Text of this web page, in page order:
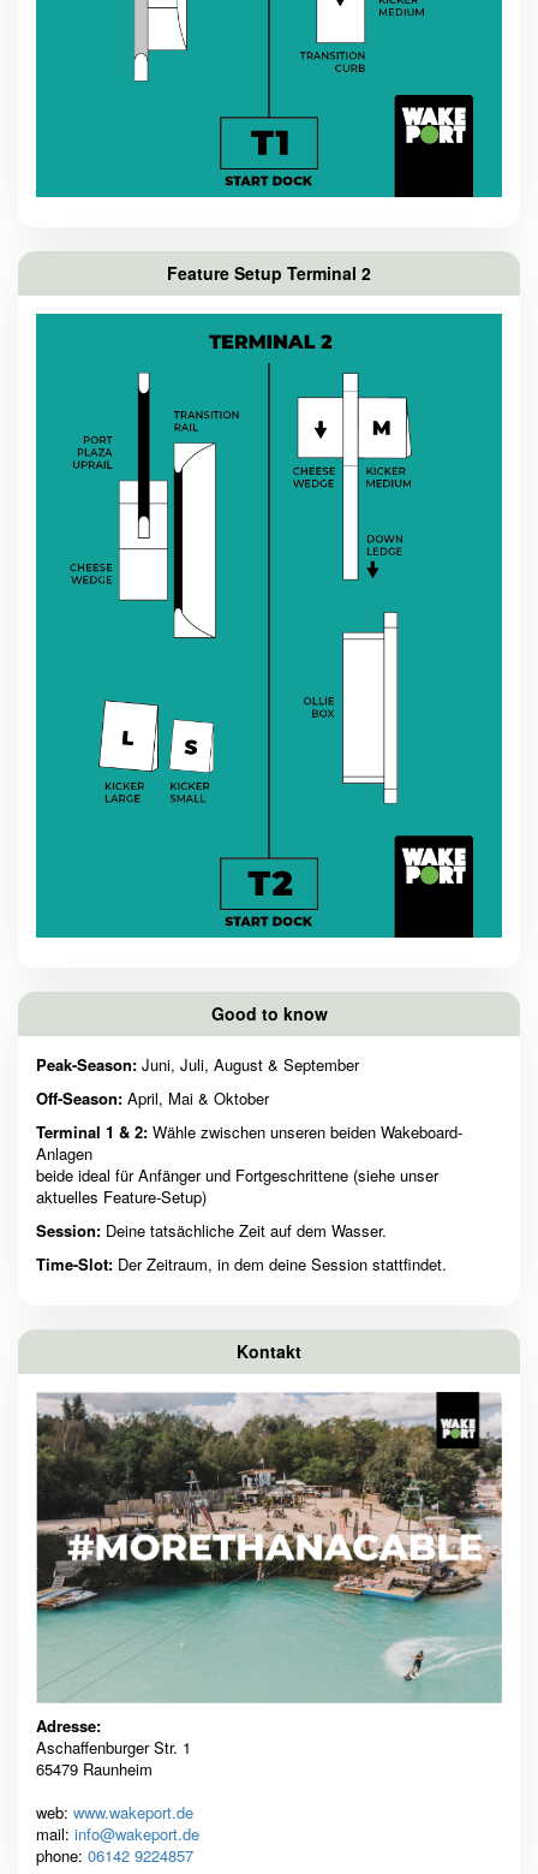
Feature Setup Terminal 2
Good to know
Peak-Season: Juni, Juli, August & September
Off-Season: April, Mai & Oktober
Terminal 1 & 2: Wähle zwischen unseren beiden Wakeboard-
Anlagen
beide ideal für Anfänger und Fortgeschrittene (siehe unser
aktuelles Feature-Setup)
Session: Deine tatsächliche Zeit auf dem Wasser.
Time-Slot: Der Zeitraum, in dem deine Session stattfindet.
Kontakt
Adresse:
Aschaffenburger Str. 1
65479 Raunheim
web: www.wakeport.de
mail: info@wakeport.de
phone: 06142 9224857